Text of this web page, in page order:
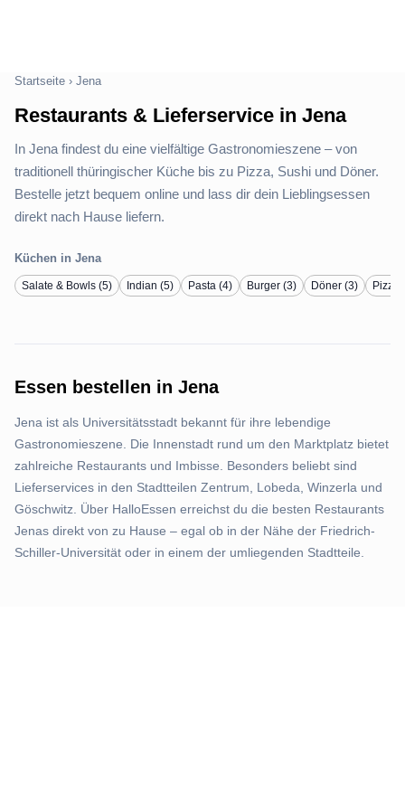
Startseite › Jena
Restaurants & Lieferservice in Jena
In Jena findest du eine vielfältige Gastronomieszene – von
traditionell thüringischer Küche bis zu Pizza, Sushi und Döner.
Bestelle jetzt bequem online und lass dir dein Lieblingsessen
direkt nach Hause liefern.
Küchen in Jena
Salate & Bowls (5) Indian (5) Pasta (4) Burger (3) Döner (3) Pizza
Essen bestellen in Jena
Jena ist als Universitätsstadt bekannt für ihre lebendige
Gastronomieszene. Die Innenstadt rund um den Marktplatz bietet
zahlreiche Restaurants und Imbisse. Besonders beliebt sind
Lieferservices in den Stadtteilen Zentrum, Lobeda, Winzerla und
Göschwitz. Über HalloEssen erreichst du die besten Restaurants
Jenas direkt von zu Hause – egal ob in der Nähe der Friedrich-
Schiller-Universität oder in einem der umliegenden Stadtteile.